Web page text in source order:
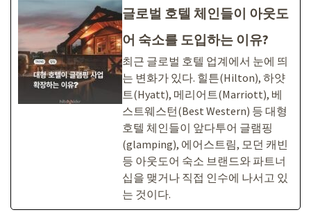
글로벌 호텔 체인들이 아웃도
어 숙소를 도입하는 이유?
최근 글로벌 호텔 업계에서 눈에 띄
는 변화가 있다. 힐튼(Hilton), 하얏
트(Hyatt), 메리어트(Marriott), 베
스트웨스턴(Best Western) 등 대형
호텔 체인들이 앞다투어 글램핑
(glamping), 에어스트림, 모던 캐빈
등 아웃도어 숙소 브랜드와 파트너
십을 맺거나 직접 인수에 나서고 있
는 것이다.